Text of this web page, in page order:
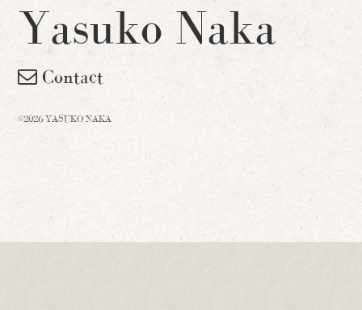
Yasuko Naka
Contact
©2026 YASUKO NAKA